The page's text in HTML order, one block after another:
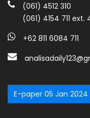
(061) 4512 310
(061) 4154 711 ext.
+62 811 6084 711
E-paper 05 Jan 2024